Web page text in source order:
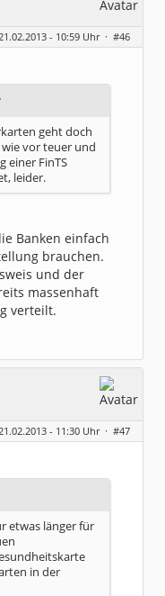
- 10:59 Uhr · #46
geht doch
vor teuer und
einer FinTS
leider.
Banken einfach
brauchen.
und der
massenhaft
verteilt.
- 11:30 Uhr · #47
etwas länger für
in der